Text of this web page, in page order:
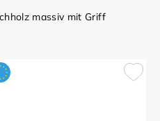
massiv mit Griff